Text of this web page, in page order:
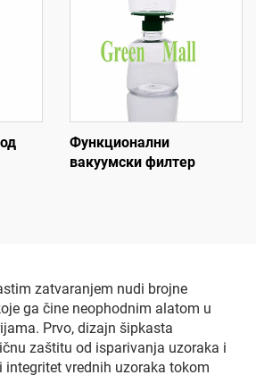
Функционални
вакуумски филтер
zatvaranjem nudi brojne
ga čine neophodnim alatom u
Prvo, dizajn šipkasta
zaštitu od isparivanja uzoraka i
integritet vrednih uzoraka tokom